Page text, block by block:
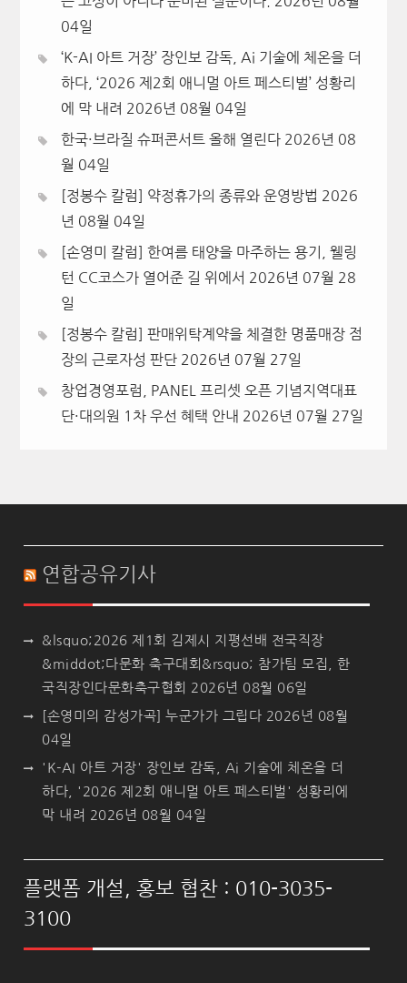
04일
‘K-AI 아트 거장’ 장인보 감독, Ai 기술에 체온을 더
하다, ‘2026 제2회 애니멀 아트 페스티벌’ 성황리
에 막 내려 2026년 08월 04일
한국·브라질 슈퍼콘서트 올해 열린다 2026년 08
월 04일
[정봉수 칼럼] 약정휴가의 종류와 운영방법 2026
년 08월 04일
[손영미 칼럼] 한여름 태양을 마주하는 용기, 웰링
턴 CC코스가 열어준 길 위에서 2026년 07월 28
일
[정봉수 칼럼] 판매위탁계약을 체결한 명품매장 점
장의 근로자성 판단 2026년 07월 27일
창업경영포럼, PANEL 프리셋 오픈 기념지역대표
단·대의원 1차 우선 혜택 안내 2026년 07월 27일
연합공유기사
&lsquo;2026 제1회 김제시 지평선배 전국직장
&middot;다문화 축구대회&rsquo; 참가팀 모집, 한
국직장인다문화축구협회 2026년 08월 06일
[손영미의 감성가곡] 누군가가 그립다 2026년 08월
04일
'K-AI 아트 거장' 장인보 감독, Ai 기술에 체온을 더
하다, '2026 제2회 애니멀 아트 페스티벌' 성황리에
막 내려 2026년 08월 04일
플랫폼 개설, 홍보 협찬 : 010-3035-
3100